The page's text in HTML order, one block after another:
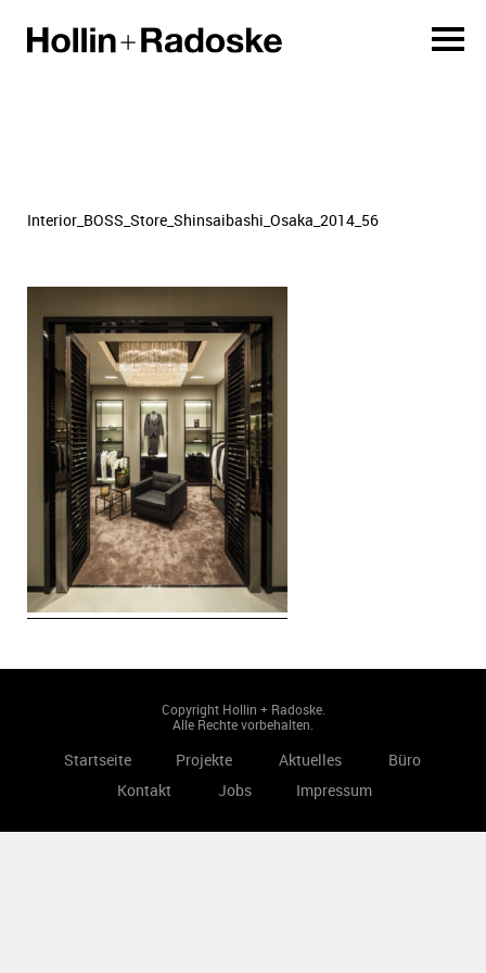
Interior_BOSS_Store_Shinsaibashi_Osaka_2014_56
Copyright Hollin + Radoske.
Alle Rechte vorbehalten.
Startseite Projekte Aktuelles
Büro
Kontakt
Jobs Impressum